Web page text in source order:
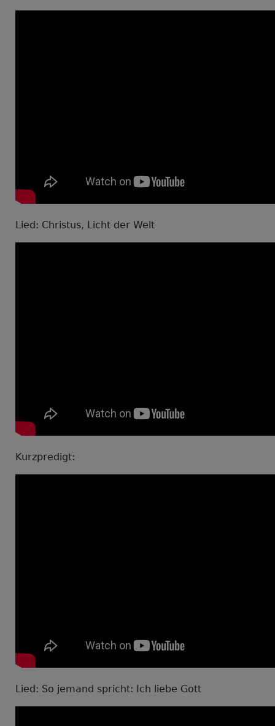
Lied: Christus, Licht der Welt
Kurzpredigt:
Lied: So jemand spricht: Ich liebe Gott